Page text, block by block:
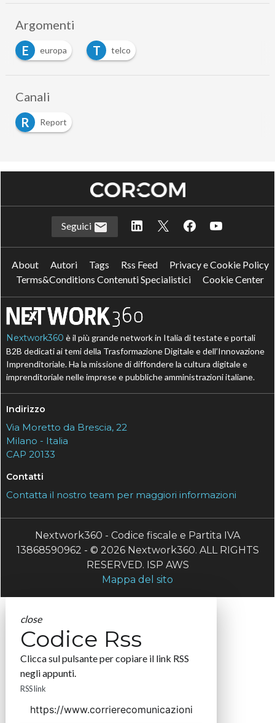
Argomenti
E
europa T telco
Canali
R
Report
Seguici
About Autori Tags Rss Feed
Privacy e Cookie Policy
Terms&Conditions Contenuti Specialistici
Cookie Center
Nextwork360 è il più grande network in Italia di testate e portali
B2B dedicati ai temi della Trasformazione Digitale e dell’Innovazione
Imprenditoriale. Ha la missione di diffondere la cultura digitale e
imprenditoriale nelle imprese e pubbliche amministrazioni italiane.
Indirizzo
Via Moretto da Brescia, 22
Milano - Italia
CAP 20133
Contatti
Contatta il nostro team per maggiori informazioni
Nextwork360 - Codice fiscale e Partita IVA
13868590962 - © 2026 Nextwork360. ALL RIGHTS
RESERVED. ISP AWS
Mappa del sito
close
Codice Rss
Clicca sul pulsante per copiare il link RSS
negli appunti.
RSS link